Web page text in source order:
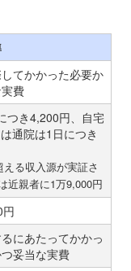
てかかった必要か
費
つき4,200円、自宅
通院は1日につき
る収入源が実証さ
近親者に1万9,000円
にあたってかかっ
妥当な実費